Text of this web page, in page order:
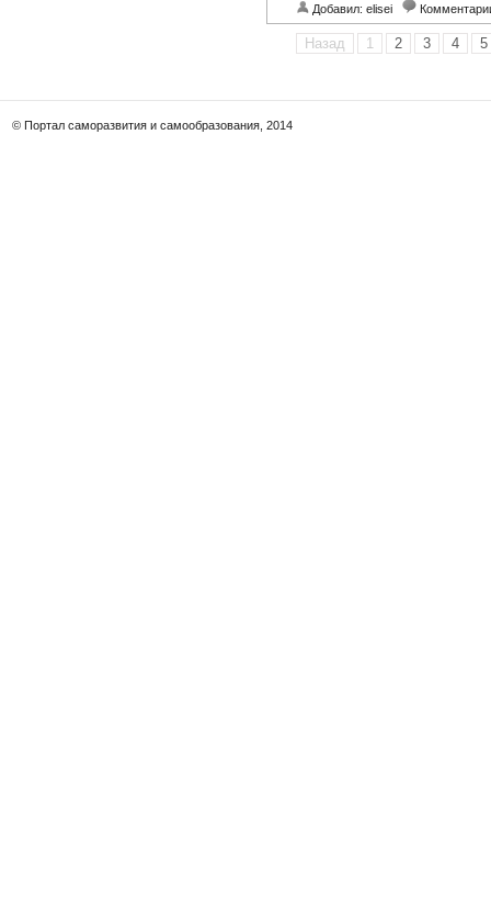
Добавил: elisei
Назад 1 2 3 4 5
© Портал саморазвития и самообразования, 2014